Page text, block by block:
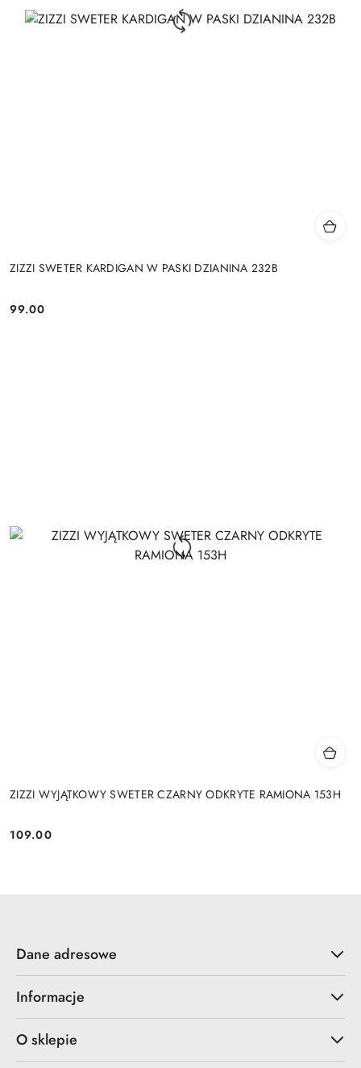
ZIZZI SWETER KARDIGAN W PASKI DZIANINA 232B
Cena:
99.00
ZIZZI WYJĄTKOWY SWETER CZARNY ODKRYTE RAMIONA 153H
Cena:
109.00
Dane adresowe
Informacje
O sklepie